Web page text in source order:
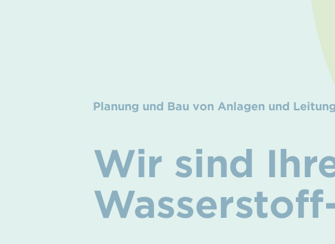
Planung und Bau von Anlagen und
Wir sind